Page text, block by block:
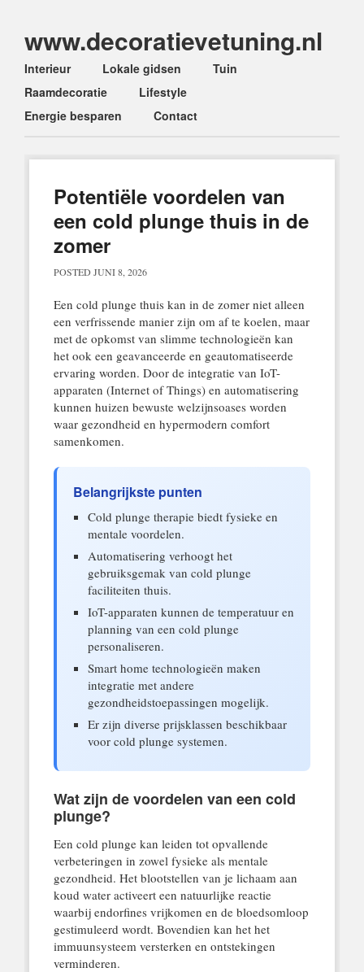
www.decoratievetuning.nl
Main menu
Skip
to
content
Interieur Lokale gidsen
Tuin
Raamdecoratie
Lifestyle
Energie besparen
Contact
Potentiële voordelen van
een cold plunge thuis in de
zomer
POSTED JUNI 8, 2026
Een cold plunge thuis kan in de zomer niet alleen
een verfrissende manier zijn om af te koelen, maar
met de opkomst van slimme technologieën kan
het ook een geavanceerde en geautomatiseerde
ervaring worden. Door de integratie van IoT-
apparaten (Internet of Things) en automatisering
kunnen huizen bewuste welzijnsoases worden
waar gezondheid en hypermodern comfort
samenkomen.
Belangrijkste punten
Cold plunge therapie biedt fysieke en
mentale voordelen.
Automatisering verhoogt het
gebruiksgemak van cold plunge
faciliteiten thuis.
IoT-apparaten kunnen de temperatuur en
planning van een cold plunge
personaliseren.
Smart home technologieën maken
integratie met andere
gezondheidstoepassingen mogelijk.
Er zijn diverse prijsklassen beschikbaar
voor cold plunge systemen.
Wat zijn de voordelen van een cold
plunge?
Een cold plunge kan leiden tot opvallende
verbeteringen in zowel fysieke als mentale
gezondheid. Het blootstellen van je lichaam aan
koud water activeert een natuurlijke reactie
waarbij endorfines vrijkomen en de bloedsomloop
gestimuleerd wordt. Bovendien kan het het
immuunsysteem versterken en ontstekingen
verminderen.